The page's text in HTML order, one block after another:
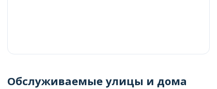
Обслуживаемые улицы и дома